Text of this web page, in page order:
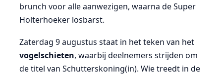
brunch voor alle aanwezigen, waarna de Super
Holterhoeker losbarst.
Zaterdag 9 augustus staat in het teken van het
vogel­schieten, waarbij deelnemers strijden om
de titel van Schutterskoning(in). Wie treedt in de